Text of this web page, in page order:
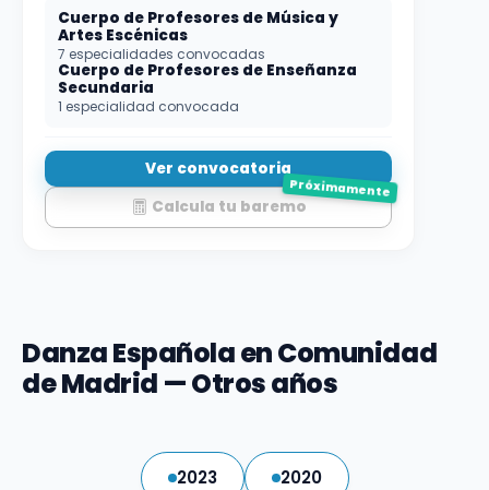
Cuerpo de Profesores de Música y
Artes Escénicas
7 especialidades convocadas
Cuerpo de Profesores de Enseñanza
Secundaria
1 especialidad convocada
Ver convocatoria
Calcula tu baremo
Próximamente
Danza Española en Comunidad
de Madrid — Otros años
2023 2020